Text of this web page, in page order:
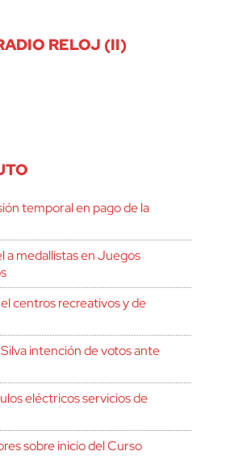
RELOJ (II)
temporal en pago de la
a medallistas en Juegos
centros recreativos y de
intención de votos ante
eléctricos servicios de
sobre inicio del Curso